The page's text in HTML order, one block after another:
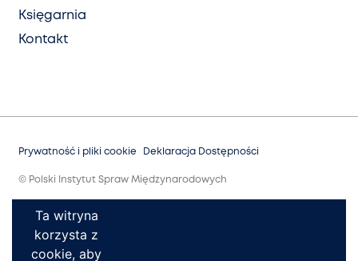
Księgarnia
Kontakt
Prywatność i pliki cookie Deklaracja Dostępności
© Polski Instytut Spraw Międzynarodowych
Ta witryna
korzysta z
cookie, aby